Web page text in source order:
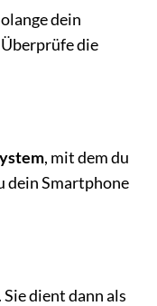
dein
die
, mit dem du
dein Smartphone
dient dann als